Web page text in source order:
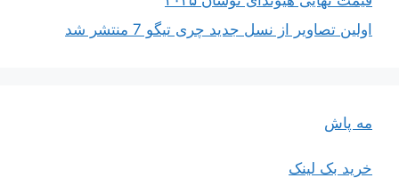
اولین تصاویر از نسل جدید چری تیگو 7 منتشر شد
مه پاش
خرید بک لینک